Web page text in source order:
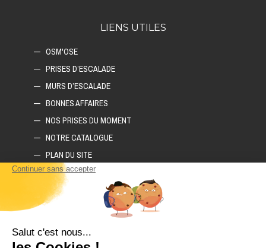
LIENS UTILES
OSM'OSE
PRISES D’ESCALADE
MURS D’ESCALADE
BONNES AFFAIRES
NOS PRISES DU MOMENT
NOTRE CATALOGUE
PLAN DU SITE
COMMENT CONSTRUIRE SON MUR D'ESCALADE ?
COMMENT CHOISIR SON TAPIS D'ESCALADE ?
COMMENT CHOISIR SES PRISES D'ESCALADE ?
LIVRAISON ET RETOURS